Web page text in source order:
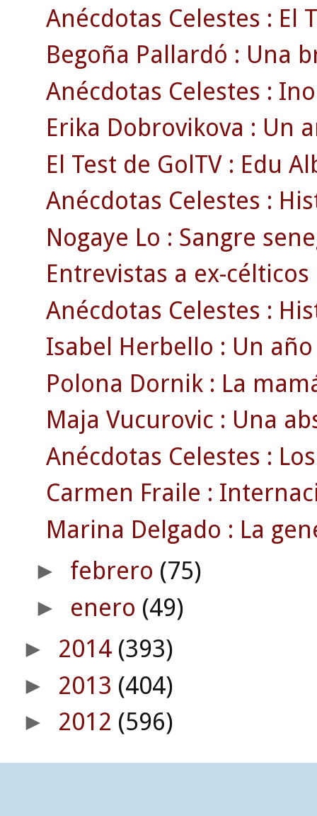
Anécdotas Celestes : El
Begoña Pallardó : Una
Anécdotas Celestes :
Erika Dobrovikova : Un
El Test de GolTV : Edu
Anécdotas Celestes :
Nogaye Lo : Sangre
Entrevistas a ex-
Anécdotas Celestes :
Isabel Herbello : Un
Polona Dornik : La
Maja Vucurovic : Una
Anécdotas Celestes :
Carmen Fraile :
Marina Delgado : La
► febrero (75)
► enero (49)
► 2014 (393)
► 2013 (404)
► 2012 (596)